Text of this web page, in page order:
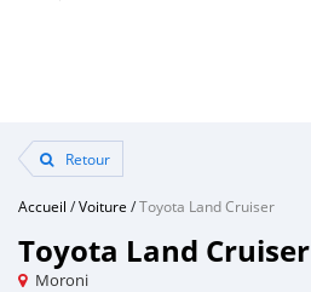
Retour
Accueil /Voiture /Toyota Land Cruiser
Toyota Land Cruiser
Moroni